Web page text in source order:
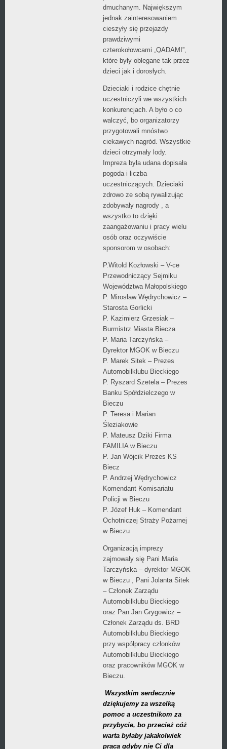
dmuchanym. Największym
jednak zainteresowaniem
cieszyły się przejazdy
prawdziwymi
czterokołowcami „QADAMI”,
które były oblegane tak przez
dzieci jak i dorosłych.
Dzieciaki i rodzice chętnie
uczestniczyli we wszystkich
konkurencjach. A było o co
walczyć, bo organizatorzy
przygotowali mnóstwo
ciekawych nagród. Wszystkie
dzieci otrzymały lody.
Impreza była udana dopisała
pogoda i liczba
uczestniczących. Dzieciaki
zdrowo ze sobą rywalizując
zdobywały nagrody , a
wszystko to dzięki
zaangażowaniu i pracy wielu
osób oraz oczywiście
sponsorom w osobach:
P.Witold Kozłowski – V-ce
Przewodniczący Sejmiku
Województwa Małopolskiego
P. Mirosław Wędrychowicz –
Starosta Gorlicki
P. Kazimierz Grzesiak –
Burmistrz Miasta Biecza
P. Maria Tarczyńska –
Dyrektor MGOK w Bieczu
P. Marek Sitek – Prezes
Automobilklubu Bieckiego
P. Ryszard Szetela – Prezes
Banku Spółdzielczego w
Bieczu
P. Teresa i Marian
Śleziakowie
P. Mateusz Dziki Firma
FAMILIA w Bieczu
P. Jan Wójcik Prezes KS
Biecz
P. Andrzej Wędrychowicz
Komendant Komisariatu
Policji w Bieczu
P. Józef Huk – Komendant
Ochotniczej Straży Pożarnej
w Bieczu
Organizacją imprezy
zajmowały się Pani Maria
Tarczyńska – dyrektor MGOK
w Bieczu , Pani Jolanta Sitek
– Członek Zarządu
Automobilklubu Bieckiego
oraz Pan Jan Grygowicz –
Członek Zarządu ds. BRD
Automobilklubu Bieckiego
przy współpracy członków
Automobilklubu Bieckiego
oraz pracowników MGOK w
Bieczu.
Wszystkim serdecznie
dziękujemy za wszelką
pomoc a uczestnikom za
przybycie, bo przecież cóż
warta byłaby jakakolwiek
praca gdyby nie Ci dla